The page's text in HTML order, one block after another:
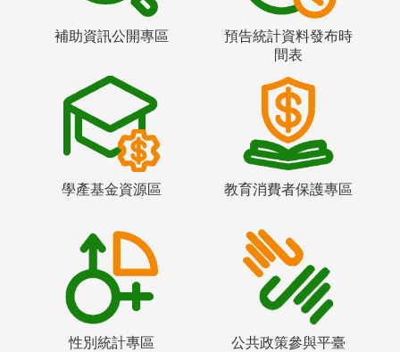
補助資訊公開專區
預告統計資料發布時
間表
學產基金資源區 教育消費者保護專區
性別統計專區 公共政策參與平臺